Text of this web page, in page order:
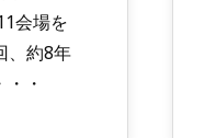
会場を
、約8年
・